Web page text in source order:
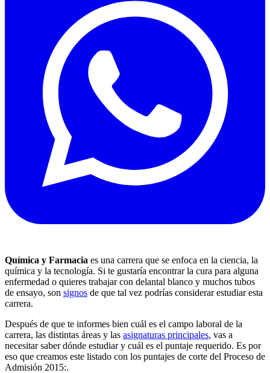
Química y Farmacia es una carrera que se enfoca en la ciencia, la
química y la tecnología. Si te gustaría encontrar la cura para alguna
enfermedad o quieres trabajar con delantal blanco y muchos tubos
de ensayo, son signos de que tal vez podrías considerar estudiar esta
carrera.
Después de que te informes bien cuál es el campo laboral de la
carrera, las distintas áreas y las asignaturas principales, vas a
necesitar saber dónde estudiar y cuál es el puntaje requerido. Es por
eso que creamos este listado con los puntajes de corte del Proceso de
Admisión 2015:.